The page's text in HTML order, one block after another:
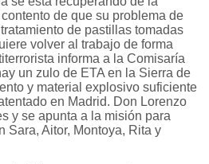
de que su problema de
de pastillas tomadas
volver al trabajo de forma
informa a la Comisaría
un zulo de ETA en la Sierra de
y material explosivo suficiente
en Madrid. Don Lorenzo
y se apunta a la misión para
Sara, Aitor, Montoya, Rita y